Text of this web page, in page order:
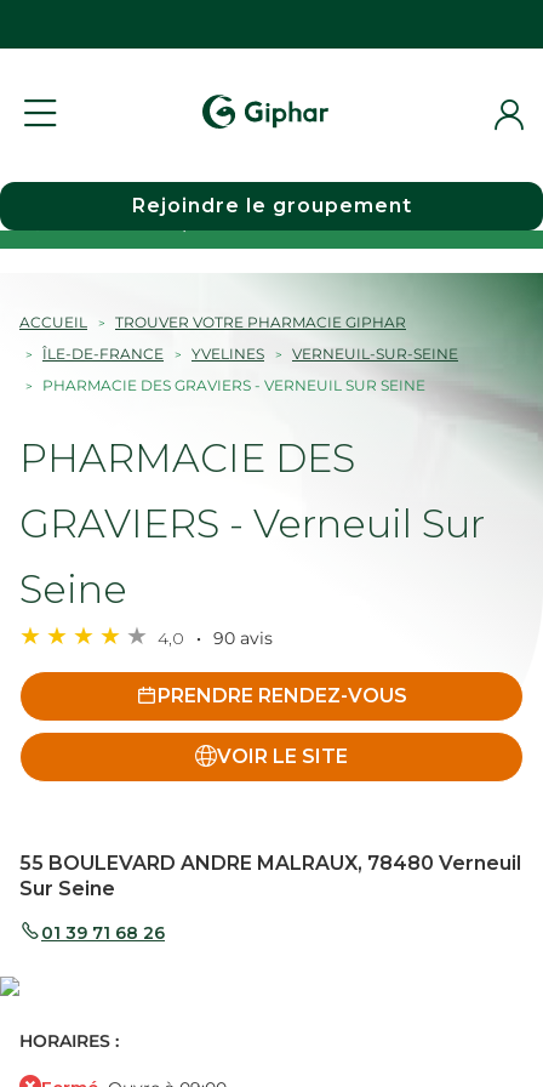
Choisir une pharmacie
Rejoindre le groupement
ACCUEIL
TROUVER VOTRE PHARMACIE GIPHAR
ÎLE-DE-FRANCE
YVELINES
VERNEUIL-SUR-SEINE
PHARMACIE DES GRAVIERS - VERNEUIL SUR SEINE
PHARMACIE DES
GRAVIERS - Verneuil Sur
Seine
4,0 90 avis
PRENDRE RENDEZ-VOUS
VOIR LE SITE
55 BOULEVARD ANDRE MALRAUX, 78480 Verneuil
Sur Seine
01 39 71 68 26
HORAIRES :